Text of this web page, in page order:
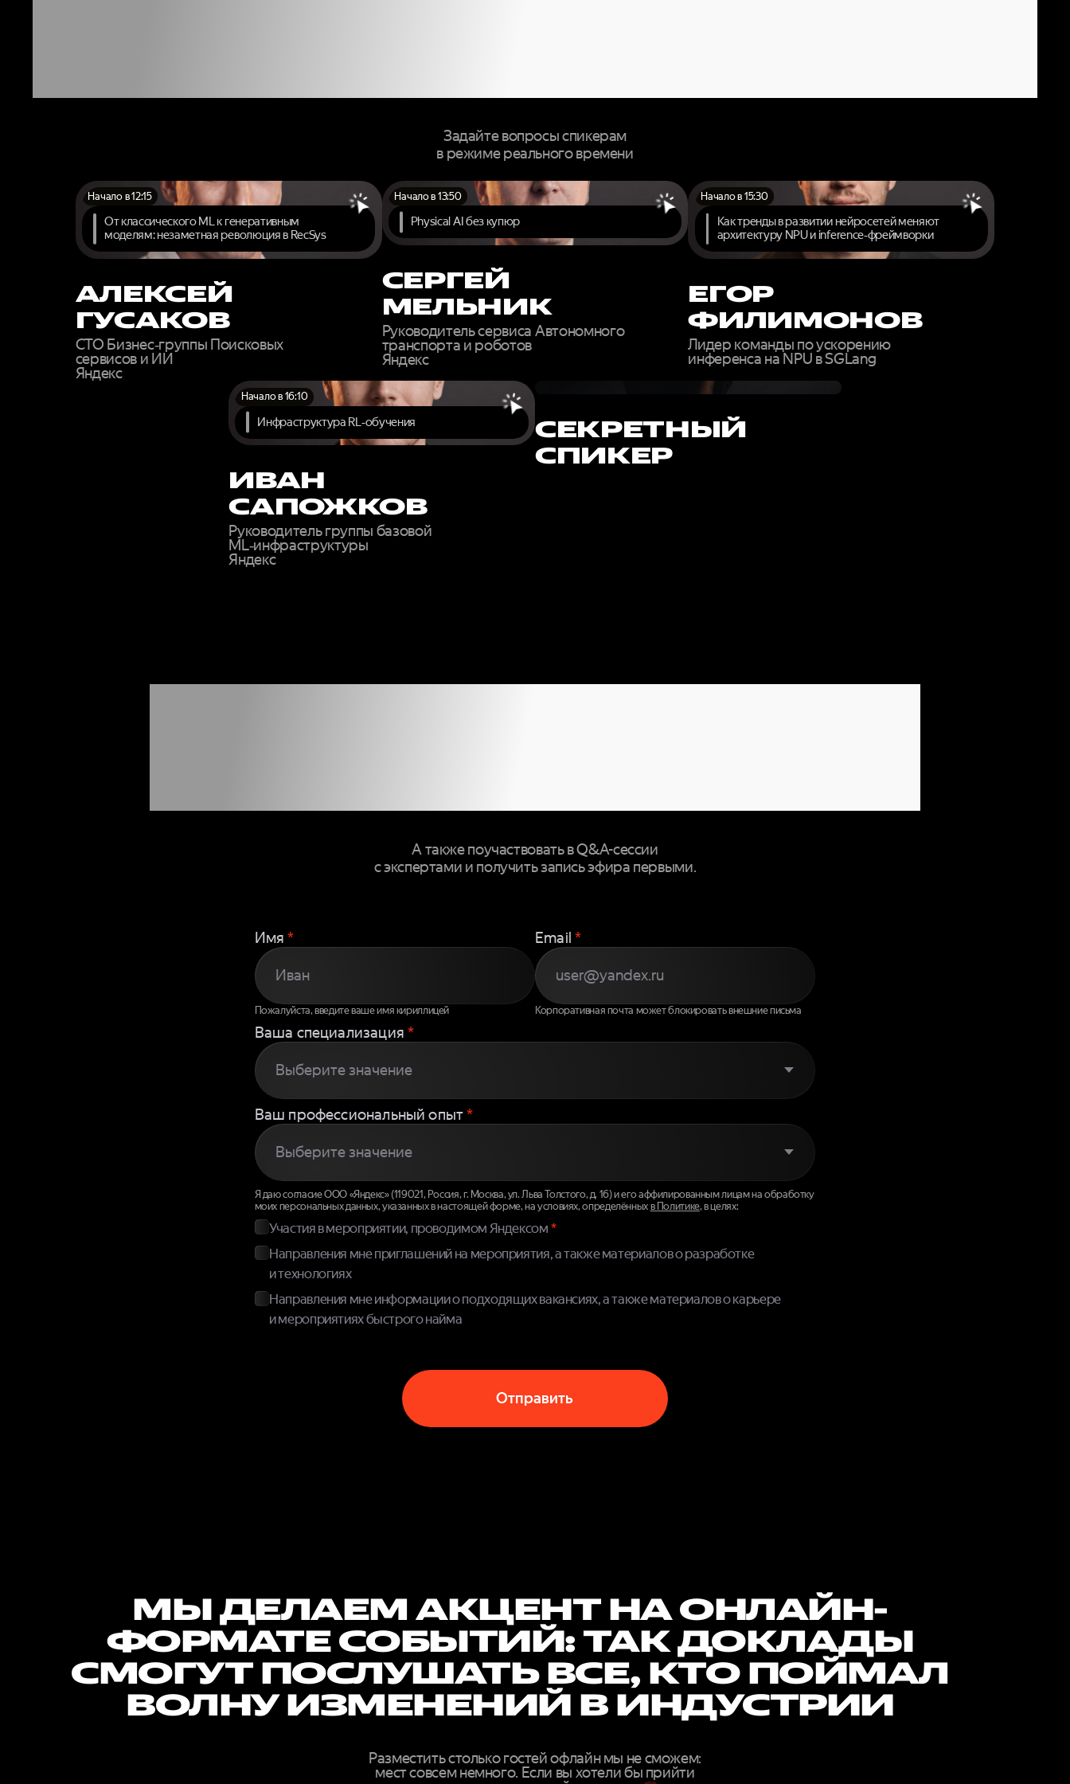
Задайте вопросы спикерам
в режиме реального времени
Начало в 12:15
От классического ML к генеративным
моделям: незаметная революция в RecSys
АЛЕКСЕЙ
ГУСАКОВ
CTO Бизнес‑группы Поисковых
сервисов и ИИ
Яндекс
Начало в 13:50
Physical AI без купюр
СЕРГЕЙ
МЕЛЬНИК
Руководитель сервиса Автономного
транспорта и роботов
Яндекс
Начало в 15:30
Как тренды в развитии нейросетей меняют
архитектуру NPU и inference‑фреймворки
ЕГОР
ФИЛИМОНОВ
Лидер команды по ускорению
инференса на NPU в SGLang
Начало в 16:10
Инфраструктура RL‑обучения
ИВАН
САПОЖКОВ
Руководитель группы базовой
ML‑инфраструктуры
Яндекс
СЕКРЕТНЫЙ
СПИКЕР
А также поучаствовать в Q&A-сессии
с экспертами и получить запись эфира первыми.
Имя *
Пожалуйста, введите ваше имя кириллицей
Email *
Корпоративная почта может блокировать внешние письма
Ваша специализация *
Ваш профессиональный опыт*
Я даю согласие ООО «Яндекс» (119021, Россия, г. Москва, ул. Льва Толстого, д. 16) и его аффилированным лицам на обработку
моих персональных данных, указанных в настоящей форме, на условиях, определённых в Политике, в целях:
Участия в мероприятии, проводимом Яндексом
Направления мне приглашений на мероприятия, а также материалов о разработке
и технологиях
Направления мне информации о подходящих вакансиях, а также материалов о карьере
и мероприятиях быстрого найма
Отправить
МЫ ДЕЛАЕМ АКЦЕНТ НА ОНЛАЙН-
ФОРМАТЕ СОБЫТИЙ: ТАК ДОКЛАДЫ
СМОГУТ ПОСЛУШАТЬ ВСЕ, КТО ПОЙМАЛ
ВОЛНУ ИЗМЕНЕНИЙ В ИНДУСТРИИ
Разместить столько гостей офлайн мы не сможем:
мест совсем немного. Если вы хотели бы прийти